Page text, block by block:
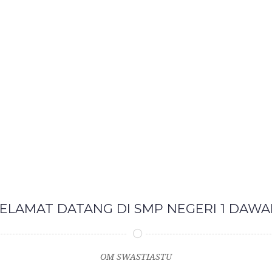
DATANG DI SMP NEGERI 1
OM SWASTIASTU